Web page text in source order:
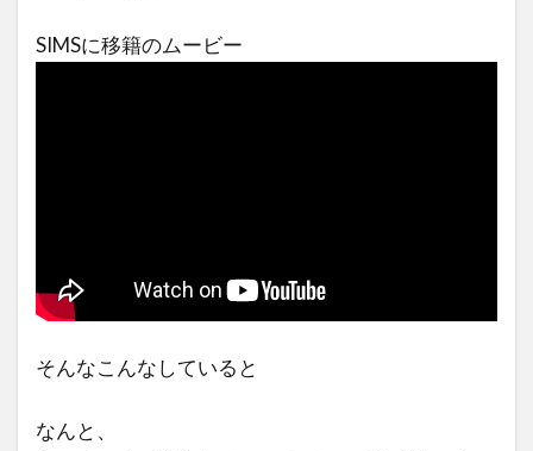
SIMSに移籍のムービー
そんなこんなしていると
なんと、